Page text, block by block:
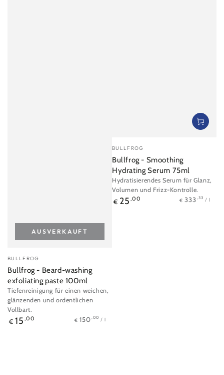
Verkäufer/in:
BULLFROG
Bullfrog - Beard-washing
exfoliating paste 100ml
Tiefenreinigung für einen weichen,
glänzenden und ordentlichen
Vollbart.
Regulärer
€ 15 ,00 Stückpreis
€ 150 ,00 / pro
l
AUSVERKAUFT
Verkäufer/in:
BULLFROG
Bullfrog - Smoothing
Hydrating Serum 75ml
Hydratisierendes Serum für Glanz,
Volumen und Frizz-Kontrolle.
Regulärer
€ 25 ,00 Stückpreis
€ 333 ,33 / pro
l